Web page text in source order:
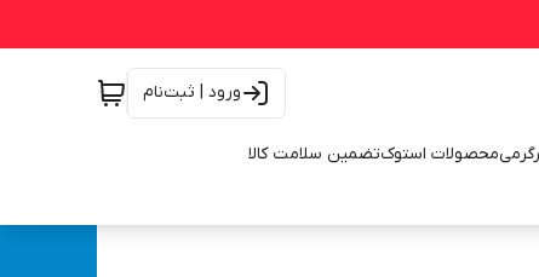
ورود | ثبت‌نام
محصولات استوکتضمین سلامت کالا